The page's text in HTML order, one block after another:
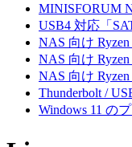
MINISFORUM
USB4 対応「
NAS 向け
NAS 向け
NAS 向け
Thunderbolt /
Windows 11 の